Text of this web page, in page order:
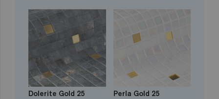
Dolerite Gold 25 Perla Gold 25